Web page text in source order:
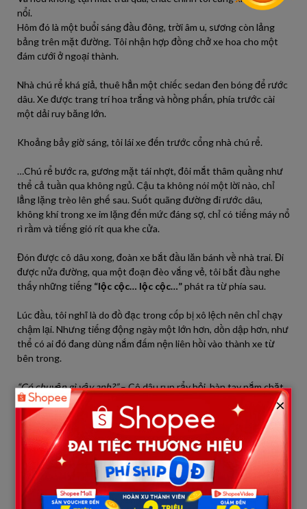
nổi.
Hôm đó là một buổi sáng đầu đông, trời âm u, sương còn lảng
bảng trên mặt đường. Tôi nhận hợp đồng chở xe hoa cho một
đám cưới ở ngoại thành.
Nhà chú rể khá giả, thuê hẳn một chiếc sedan đen bóng để rước
dâu. Xe được trang trí hoa trắng và hồng phấn, phía trước cài
một dải ruy băng lớn.
Khoảng bảy giờ sáng, tôi lái xe đến trước cổng nhà chú rể.
…Chú rể bước ra, gương mặt tái nhợt, đôi mắt thâm quầng như
thể cả tuần qua không ngủ. Cậu ta không nói một lời nào, chỉ
lẳng lặng trèo lên ghế sau. Suốt quãng đường đi rước dâu,
không khí trong xe im lặng đến mức đáng sợ, chỉ có tiếng máy nổ
rì rầm và tiếng gió rít qua khe cửa.
Đón được cô dâu xong, đoàn xe bắt đầu lăn bánh về nhà trai. Đi
được nửa đường, qua một đoạn đèo vắng vẻ, tôi bắt đầu nghe
thấy những tiếng “lộc cộc… lộc cộc…”phát ra từ phía sau.
Lúc đầu, tôi nghĩ là do đồ đạc trong cốp bị xô lệch nên chỉ chạy
chậm lại. Nhưng tiếng động ngày một lớn hơn, dồn dập hơn, như
thể có ai đó đang dùng nắm đấm nện liên hồi vào thành xe từ
bên trong.
“Có chuyện gì vậy anh?”– Cô dâu run rẩy hỏi, bàn tay nắm chặt
lấy bó hoa cưới đến mức trắng bệch.
Tôi nhìn qua gương chiếu hậu, thấy chú rể vẫn ngồi bất động,
đôi mắt nhìn trân trân ra cửa sổ như không nghe thấy gì. Lòng
dâng lên một nỗi bất an lạ kỳ, tôi tấp xe vào lề đường vắng, hít
một hơi thật sâu rồi bước xuống.
Tôi tiến lại gần phía sau xe. Tiếng“lộc cộc” bỗng ngưng bặt.
×